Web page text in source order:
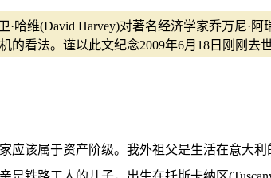
哈维(David Harvey)对著名经济学家乔万尼·
看法。谨以此文纪念2009年6月18日刚刚去
应该属于资产阶级。我外祖父是生活在意大